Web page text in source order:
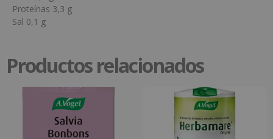
Proteínas 3,3 g
Sal 0,1 g
Productos relacionados